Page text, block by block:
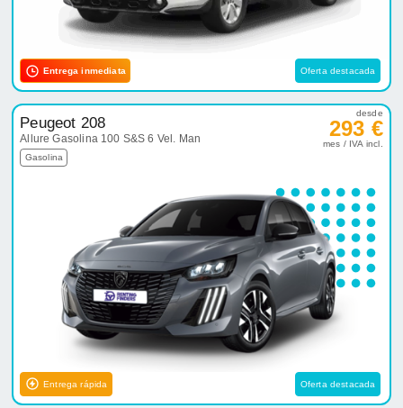
Entrega inmediata Oferta destacada
Peugeot 208
Allure Gasolina 100 S&S 6 Vel. Man
Gasolina
desde
293 €
mes / IVA incl.
Entrega rápida Oferta destacada